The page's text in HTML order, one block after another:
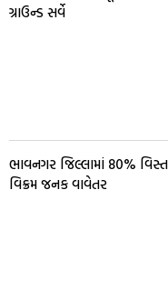
ગ્રાઉન્ડ સર્વે
ભાવનગર જિલ્લામાં 80%
વિક્રમ જનક વાવેતર